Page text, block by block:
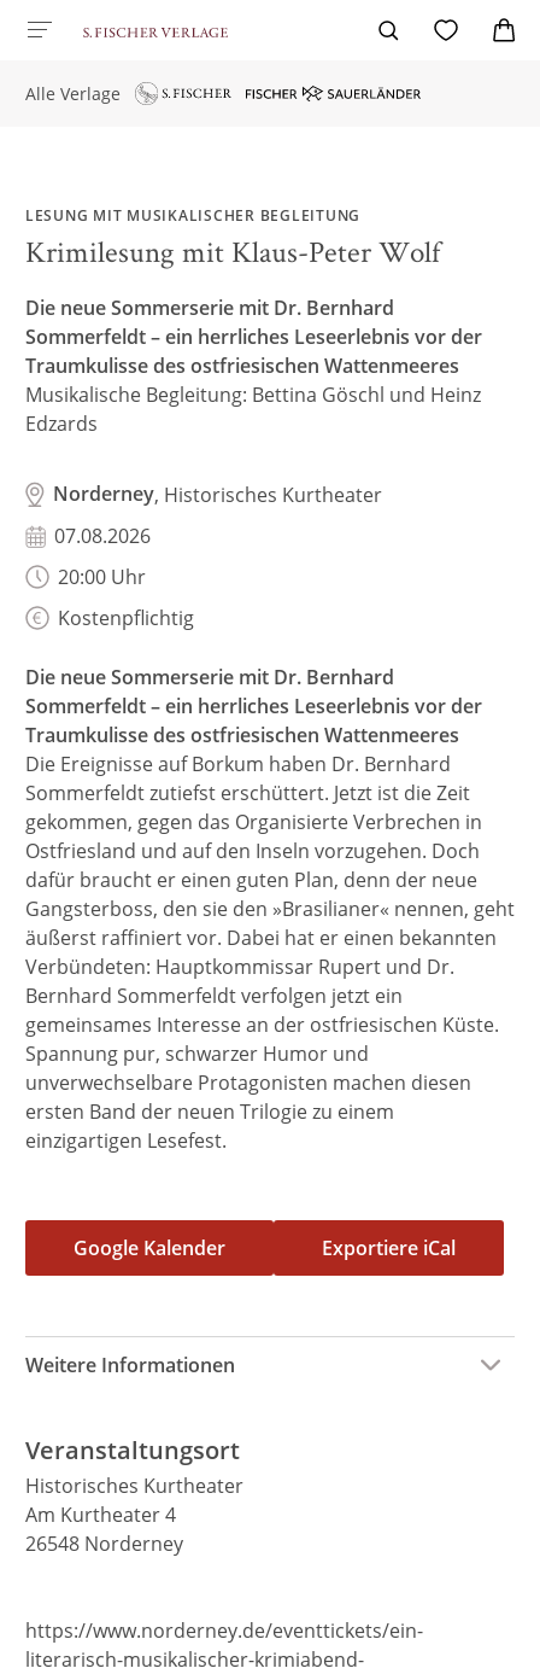
Alle Verlage
LESUNG MIT MUSIKALISCHER BEGLEITUNG
Krimilesung mit Klaus-Peter Wolf
Die neue Sommerserie mit Dr. Bernhard
Sommerfeldt – ein herrliches Leseerlebnis vor der
Traumkulisse des ostfriesischen Wattenmeeres
Musikalische Begleitung: Bettina Göschl und Heinz
Edzards
Norderney, Historisches Kurtheater
07.08.2026
20:00 Uhr
Kostenpflichtig
Die neue Sommerserie mit Dr. Bernhard
Sommerfeldt – ein herrliches Leseerlebnis vor der
Traumkulisse des ostfriesischen Wattenmeeres
Die Ereignisse auf Borkum haben Dr. Bernhard
Sommerfeldt zutiefst erschüttert. Jetzt ist die Zeit
gekommen, gegen das Organisierte Verbrechen in
Ostfriesland und auf den Inseln vorzugehen. Doch
dafür braucht er einen guten Plan, denn der neue
Gangsterboss, den sie den »Brasilianer« nennen, geht
äußerst raffiniert vor. Dabei hat er einen bekannten
Verbündeten: Hauptkommissar Rupert und Dr.
Bernhard Sommerfeldt verfolgen jetzt ein
gemeinsames Interesse an der ostfriesischen Küste.
Spannung pur, schwarzer Humor und
unverwechselbare Protagonisten machen diesen
ersten Band der neuen Trilogie zu einem
einzigartigen Lesefest.
Google Kalender Exportiere iCal
Weitere Informationen
Veranstaltungsort
Historisches Kurtheater
Am Kurtheater 4
26548 Norderney
https://www.norderney.de/eventtickets/ein-
literarisch-musikalischer-krimiabend-